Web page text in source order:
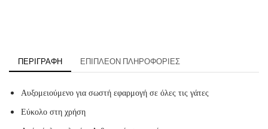
ΠΕΡΙΓΡΑΦΉ ΕΠΙΠΛΈΟΝ ΠΛΗΡΟΦΟΡΊΕΣ
Αυξομειούμενο για σωστή εφαρμογή σε όλες τις γάτες
Εύκολο στη χρήση